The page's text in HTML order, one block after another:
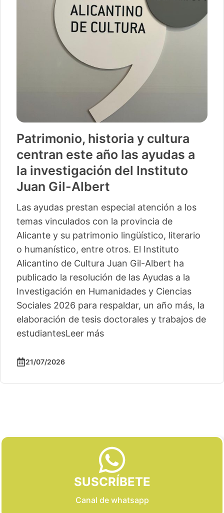
Patrimonio, historia y cultura
centran este año las ayudas a
la investigación del Instituto
Juan Gil-Albert
Las ayudas prestan especial atención a los
temas vinculados con la provincia de
Alicante y su patrimonio lingüístico, literario
o humanístico, entre otros. El Instituto
Alicantino de Cultura Juan Gil-Albert ha
publicado la resolución de las Ayudas a la
Investigación en Humanidades y Ciencias
Sociales 2026 para respaldar, un año más, la
elaboración de tesis doctorales y trabajos de
estudiantesLeer más
21/07/2026
SUSCRÍBETE
Canal de whatsapp